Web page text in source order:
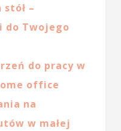
stół –
do Twojego
do pracy w
office
na
w małej